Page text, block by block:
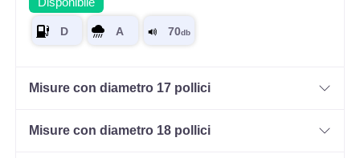
Misure con diametro 17 pollici
Misure con diametro 18 pollici